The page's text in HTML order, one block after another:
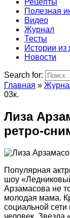
Рецепты
Полезная
Видео
Журнал
Тесты
Истории из
Новости
Search for:
Главная »
03к.
Лиза
ретро-
Популярная
шоу
Арзамасова не
молодая мама.
социальной
человек. Звезда